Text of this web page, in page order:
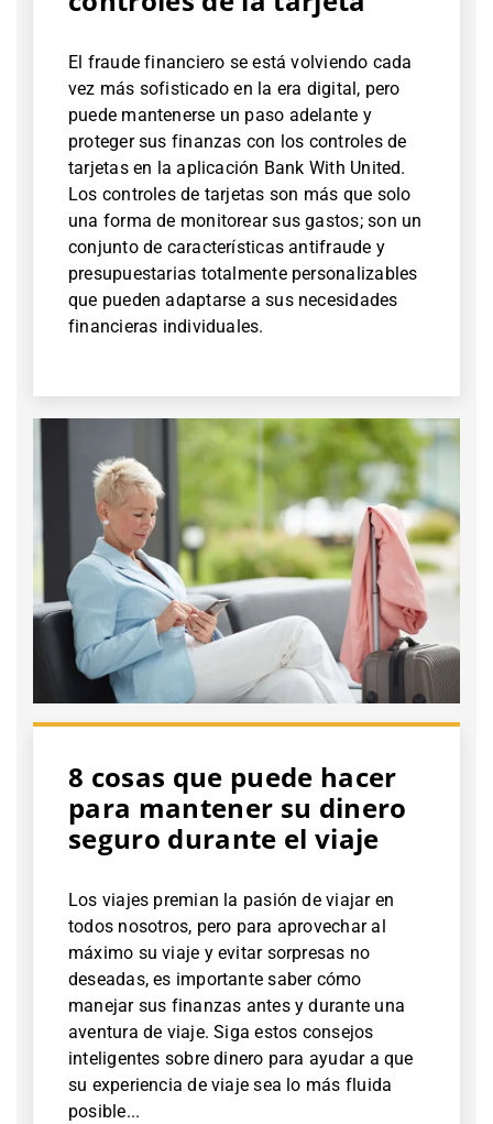
El fraude financiero se está volviendo cada
vez más sofisticado en la era digital, pero
puede mantenerse un paso adelante y
proteger sus finanzas con los controles de
tarjetas en la aplicación Bank With United.
Los controles de tarjetas son más que solo
una forma de monitorear sus gastos; son un
conjunto de características antifraude y
presupuestarias totalmente personalizables
que pueden adaptarse a sus necesidades
financieras individuales.
8 cosas que puede hacer
para mantener su dinero
seguro durante el viaje
Los viajes premian la pasión de viajar en
todos nosotros, pero para aprovechar al
máximo su viaje y evitar sorpresas no
deseadas, es importante saber cómo
manejar sus finanzas antes y durante una
aventura de viaje. Siga estos consejos
inteligentes sobre dinero para ayudar a que
su experiencia de viaje sea lo más fluida
posible...